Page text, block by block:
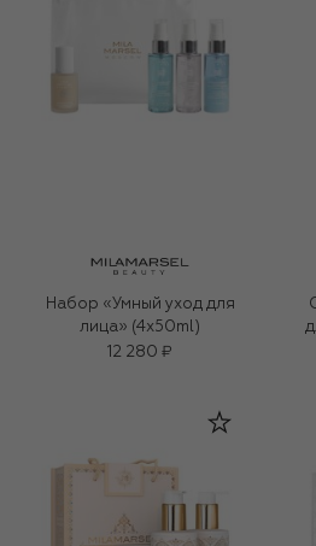
Набор «Умный уход для
лица» (4x50ml)
12 280 ₽